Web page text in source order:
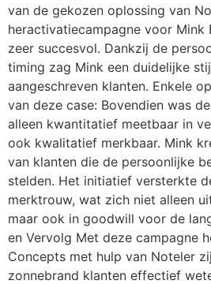
van de gekozen oplossing van
heractivatiecampagne voor Mink
zeer succesvol. Dankzij de
timing zag Mink een duidelijke
aangeschreven klanten. Enkele
van deze case: Bovendien was
alleen kwantitatief meetbaar in
ook kwalitatief merkbaar. Mink
van klanten die de persoonlijke
stelden. Het initiatief versterkte
merktrouw, wat zich niet alleen
maar ook in goodwill voor de
en Vervolg Met deze campagne
Concepts met hulp van Noteler
zonnebrand klanten effectief